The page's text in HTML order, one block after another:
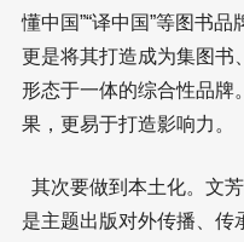
懂中国”“译中国”等图书
更是将其打造成为集图书
形态于一体的综合性品牌
果，更易于打造影响力。
其次要做到本土化。文
是主题出版对外传播、传